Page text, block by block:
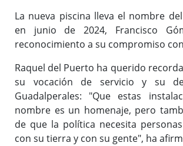
La nueva piscina lleva el nombre
en junio de 2024, Francisco
reconocimiento a su compromiso
Raquel del Puerto ha querido
su vocación de servicio y su
Guadalperales: "Que estas
nombre es un homenaje, pero
de que la política necesita
con su tierra y con su gente", ha